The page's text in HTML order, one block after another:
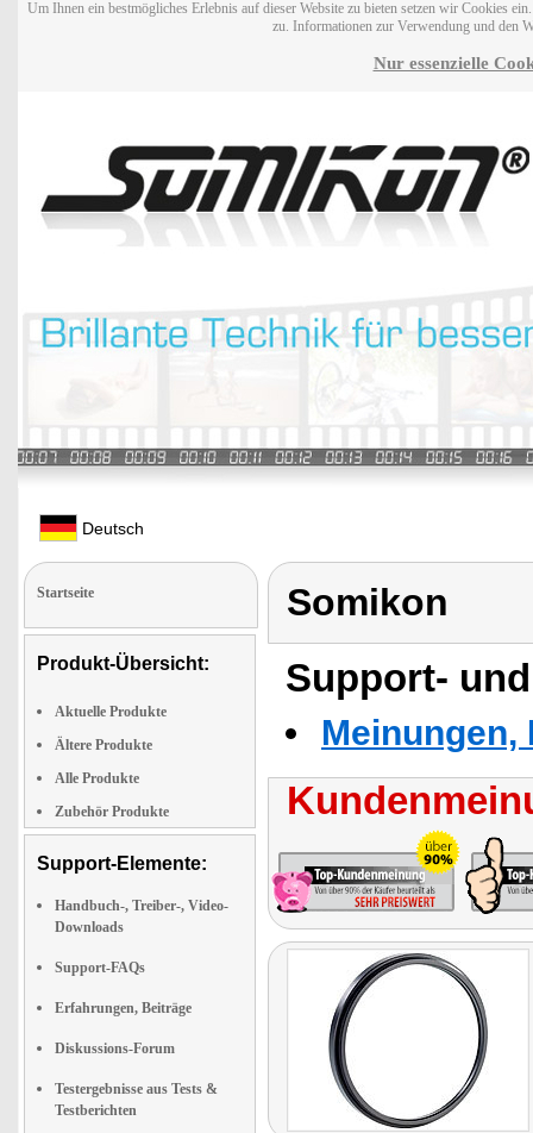
Um Ihnen ein bestmögliches Erlebnis auf dieser Website zu bieten setzen wir Cookies
zu. Informationen zur Verwendung und den
Nur essenzielle
Deutsch
Startseite
Produkt-Übersicht:
Aktuelle Produkte
Ältere Produkte
Alle Produkte
Zubehör Produkte
Support-Elemente:
Handbuch-, Treiber-, Video-
Downloads
Support-FAQs
Erfahrungen, Beiträge
Diskussions-Forum
Testergebnisse aus Tests &
Testberichten
Somikon
Support-